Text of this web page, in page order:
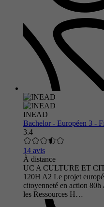
INEAD
Bachelor - Européen 3 -
3.4
14 avis
À distance
UC A CULTURE ET
120H A2 Le projet
citoyenneté en action
les Ressources H…